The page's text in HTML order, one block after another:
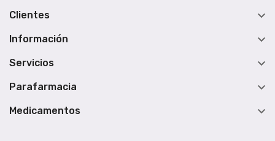
Clientes 
Información 
Servicios 
Parafarmacia 
Medicamentos 